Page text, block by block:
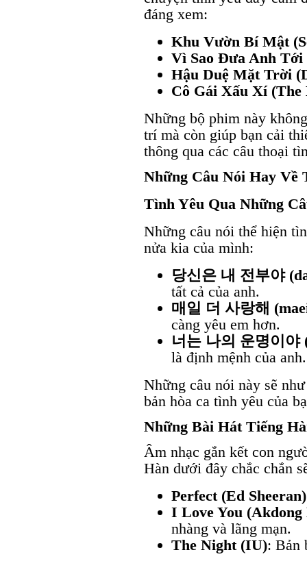
đáng xem:
Khu Vườn Bí Mật
Vì Sao Đưa Anh
Hậu Duệ Mặt Trời
Cô Gái Xấu Xí (The
Những bộ phim này
trí mà còn giúp bạn cải
thông qua các câu thoại
Những Câu Nói Hay Về
Tình Yêu Qua Những
Những câu nói thể hiện
nửa kia của mình:
당신은 내 전부야
tất cả của anh.
매일 더 사랑해
càng yêu em hơn.
너는 나의 운명이야
là định mệnh của anh.
Những câu nói này sẽ
bản hòa ca tình yêu của
Những Bài Hát Tiếng
Âm nhạc gắn kết con
Hàn dưới đây chắc chắn
Perfect (Ed Sheeran)
I Love You
nhàng và lãng mạn.
The Night (IU): Bản